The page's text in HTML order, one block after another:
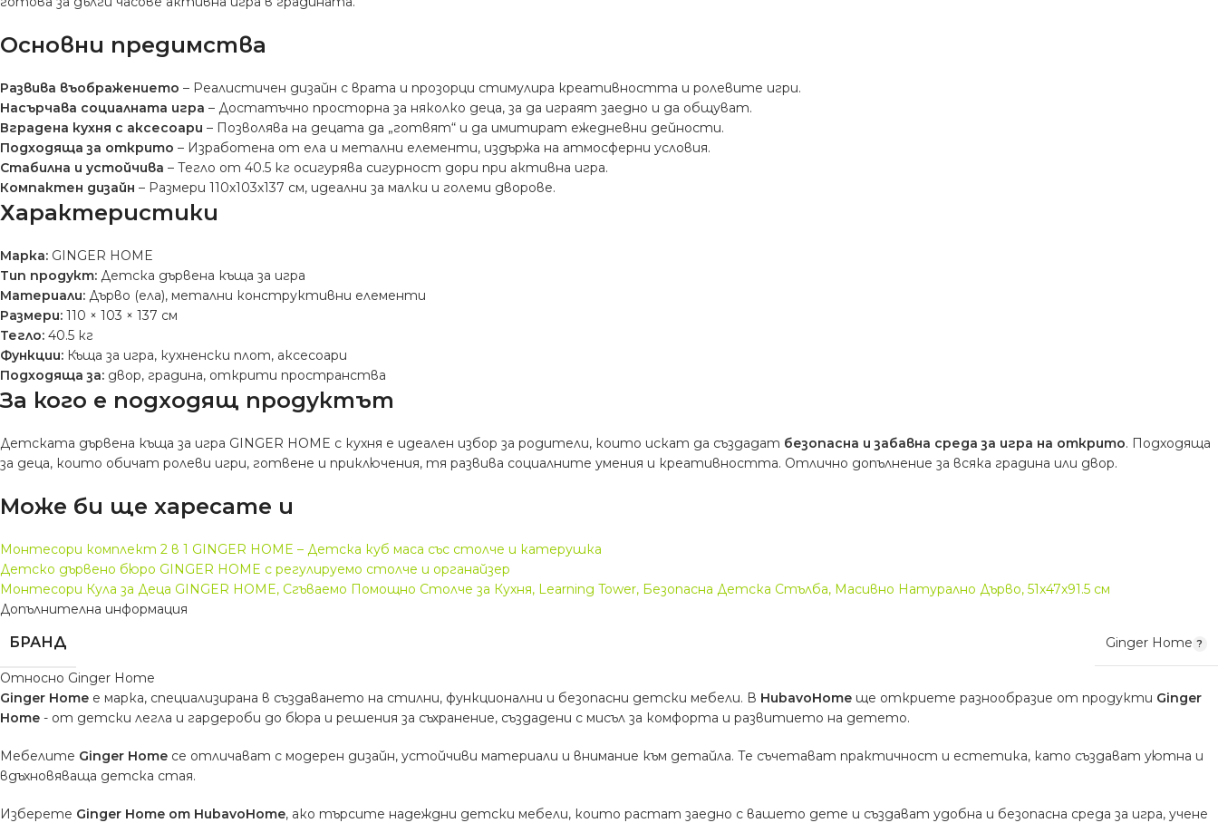
Основни предимства
Развива въображението – Реалистичен дизайн с врата и прозорци стимулира креативността и ролевите игри.
Насърчава социалната игра – Достатъчно просторна за няколко деца, за да играят заедно и да общуват.
Вградена кухня с аксесоари – Позволява на децата да „готвят“ и да имитират ежедневни дейности.
Подходяща за открито – Изработена от ела и метални елементи, издържа на атмосферни условия.
Стабилна и устойчива – Тегло от 40.5 кг осигурява сигурност дори при активна игра.
Компактен дизайн – Размери 110x103x137 см, идеални за малки и големи дворове.
Характеристики
Марка: GINGER HOME
Тип продукт: Детска дървена къща за игра
Материали: Дърво (ела), метални конструктивни елементи
Размери: 110 × 103 × 137 см
Тегло: 40.5 кг
Функции: Къща за игра, кухненски плот, аксесоари
Подходяща за: двор, градина, открити пространства
За кого е подходящ продуктът
Детската дървена къща за игра GINGER HOME с кухня е идеален избор за родители, които искат да създадат безопасна и забавна среда за игра на открито. Подходяща
за деца, които обичат ролеви игри, готвене и приключения, тя развива социалните умения и креативността. Отлично допълнение за всяка градина или двор.
Може би ще харесате и
Монтесори комплект 2 в 1 GINGER HOME – Детска куб маса със столче и катерушка
Детско дървено бюро GINGER HOME с регулируемо столче и органайзер
Монтесори Кула за Деца GINGER HOME, Сгъваемо Помощно Столче за Кухня, Learning Tower, Безопасна Детска Стълба, Масивно Натурално Дърво, 51x47x91.5 см
Допълнителна информация
БРАНД Ginger Home
Относно Ginger Home
Ginger Home е марка, специализирана в създаването на стилни, функционални и безопасни детски мебели. В HubavoHome ще откриете разнообразие от продукти Ginger
Home - от детски легла и гардероби до бюра и решения за съхранение, създадени с мисъл за комфорта и развитието на детето.
Мебелите Ginger Home се отличават с модерен дизайн, устойчиви материали и внимание към детайла. Те съчетават практичност и естетика, като създават уютна и
вдъхновяваща детска стая.
Изберете Ginger Home от HubavoHome, ако търсите надеждни детски мебели, които растат заедно с вашето дете и създават удобна и безопасна среда за игра, учене